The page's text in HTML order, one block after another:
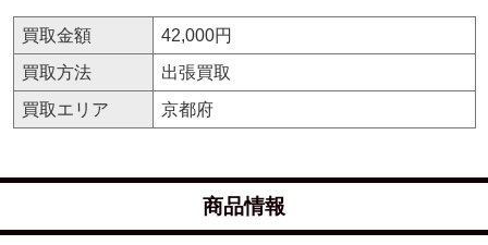
買取金額
42,000円
買取方法
出張買取
買取エリア
京都府
商品情報